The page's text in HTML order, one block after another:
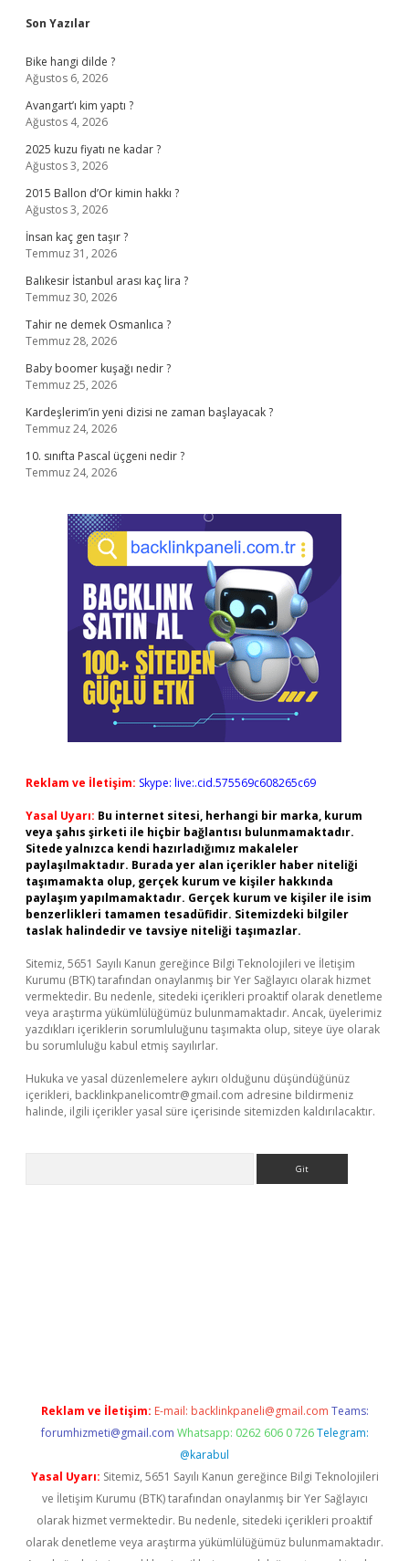
Sidebar
Son Yazılar
Bike hangi dilde ?
Ağustos 6, 2026
Avangart’ı kim yaptı ?
Ağustos 4, 2026
2025 kuzu fiyatı ne kadar ?
Ağustos 3, 2026
2015 Ballon d’Or kimin hakkı ?
Ağustos 3, 2026
İnsan kaç gen taşır ?
Temmuz 31, 2026
Balıkesir İstanbul arası kaç lira ?
Temmuz 30, 2026
Tahir ne demek Osmanlıca ?
Temmuz 28, 2026
Baby boomer kuşağı nedir ?
Temmuz 25, 2026
Kardeşlerim’in yeni dizisi ne zaman başlayacak ?
Temmuz 24, 2026
10. sınıfta Pascal üçgeni nedir ?
Temmuz 24, 2026
Reklam ve İletişim: Skype: live:.cid.575569c608265c69
Yasal Uyarı: Bu internet sitesi, herhangi bir marka, kurum
veya şahıs şirketi ile hiçbir bağlantısı bulunmamaktadır.
Sitede yalnızca kendi hazırladığımız makaleler
paylaşılmaktadır. Burada yer alan içerikler haber niteliği
taşımamakta olup, gerçek kurum ve kişiler hakkında
paylaşım yapılmamaktadır. Gerçek kurum ve kişiler ile isim
benzerlikleri tamamen tesadüfidir. Sitemizdeki bilgiler
taslak halindedir ve tavsiye niteliği taşımazlar.
Sitemiz, 5651 Sayılı Kanun gereğince Bilgi Teknolojileri ve İletişim
Kurumu (BTK) tarafından onaylanmış bir Yer Sağlayıcı olarak hizmet
vermektedir. Bu nedenle, sitedeki içerikleri proaktif olarak denetleme
veya araştırma yükümlülüğümüz bulunmamaktadır. Ancak, üyelerimiz
yazdıkları içeriklerin sorumluluğunu taşımakta olup, siteye üye olarak
bu sorumluluğu kabul etmiş sayılırlar.
Hukuka ve yasal düzenlemelere aykırı olduğunu düşündüğünüz
içerikleri, backlinkpanelicomtr@gmail.com adresine bildirmeniz
halinde, ilgili içerikler yasal süre içerisinde sitemizden kaldırılacaktır.
Reklam ve İletişim: E-mail: backlinkpaneli@gmail.com Teams:
forumhizmeti@gmail.com Whatsapp: 0262 606 0 726 Telegram:
@karabul
Yasal Uyarı: Sitemiz, 5651 Sayılı Kanun gereğince Bilgi Teknolojileri
ve İletişim Kurumu (BTK) tarafından onaylanmış bir Yer Sağlayıcı
olarak hizmet vermektedir. Bu nedenle, sitedeki içerikleri proaktif
olarak denetleme veya araştırma yükümlülüğümüz bulunmamaktadır.